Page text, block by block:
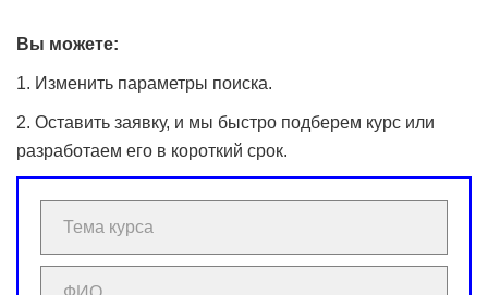
Вы можете:
1. Изменить параметры поиска.
2. Оставить заявку, и мы быстро подберем курс или
разработаем его в короткий срок.